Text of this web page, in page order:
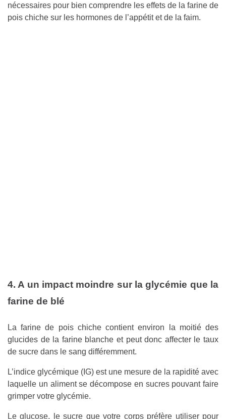
nécessaires pour bien comprendre les effets de la farine de
pois chiche sur les hormones de l’appétit et de la faim.
4. A un impact moindre sur la glycémie que la
farine de blé
La farine de pois chiche contient environ la moitié des
glucides de la farine blanche et peut donc affecter le taux
de sucre dans le sang différemment.
L’indice glycémique (IG) est une mesure de la rapidité avec
laquelle un aliment se décompose en sucres pouvant faire
grimper votre glycémie.
Le glucose, le sucre que votre corps préfère utiliser pour